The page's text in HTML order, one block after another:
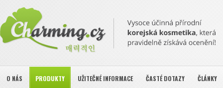
O NÁS PRODUKTY UŽITEČNÉ INFORMACE ČASTÉ DOTAZY ČLÁNKY